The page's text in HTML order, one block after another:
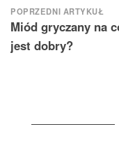
Nawigacja
wpisu
POPRZEDNI ARTYKUŁ
Miód gryczany na
jest dobry?